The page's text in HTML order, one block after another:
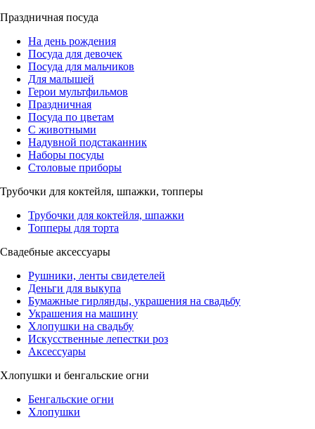
Праздничная посуда
На день рождения
Посуда для девочек
Посуда для мальчиков
Для малышей
Герои мультфильмов
Праздничная
Посуда по цветам
С животными
Надувной подстаканник
Наборы посуды
Столовые приборы
Трубочки для коктейля, шпажки, топперы
Трубочки для коктейля, шпажки
Топперы для торта
Свадебные аксессуары
Рушники, ленты свидетелей
Деньги для выкупа
Бумажные гирлянды, украшения на свадьбу
Украшения на машину
Хлопушки на свадьбу
Искусственные лепестки роз
Аксессуары
Хлопушки и бенгальские огни
Бенгальские огни
Хлопушки